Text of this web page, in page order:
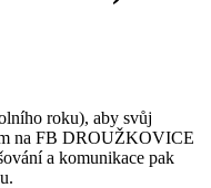
roku), aby svůj
na FB DROUŽKOVICE
a komunikace pak